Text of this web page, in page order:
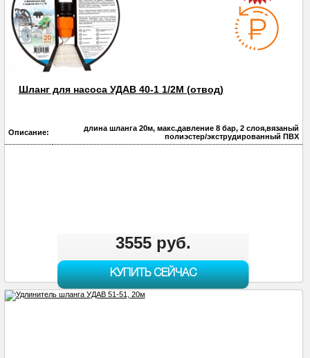
Шланг для насоса УДАВ 40-1 1/2М (отвод)
Описание:
длина шланга 20м, макс.давление 8 бар, 2 слоя,вязаный
полиэстер/экструдированный ПВХ
3555 руб.
КУПИТЬ СЕЙЧАС